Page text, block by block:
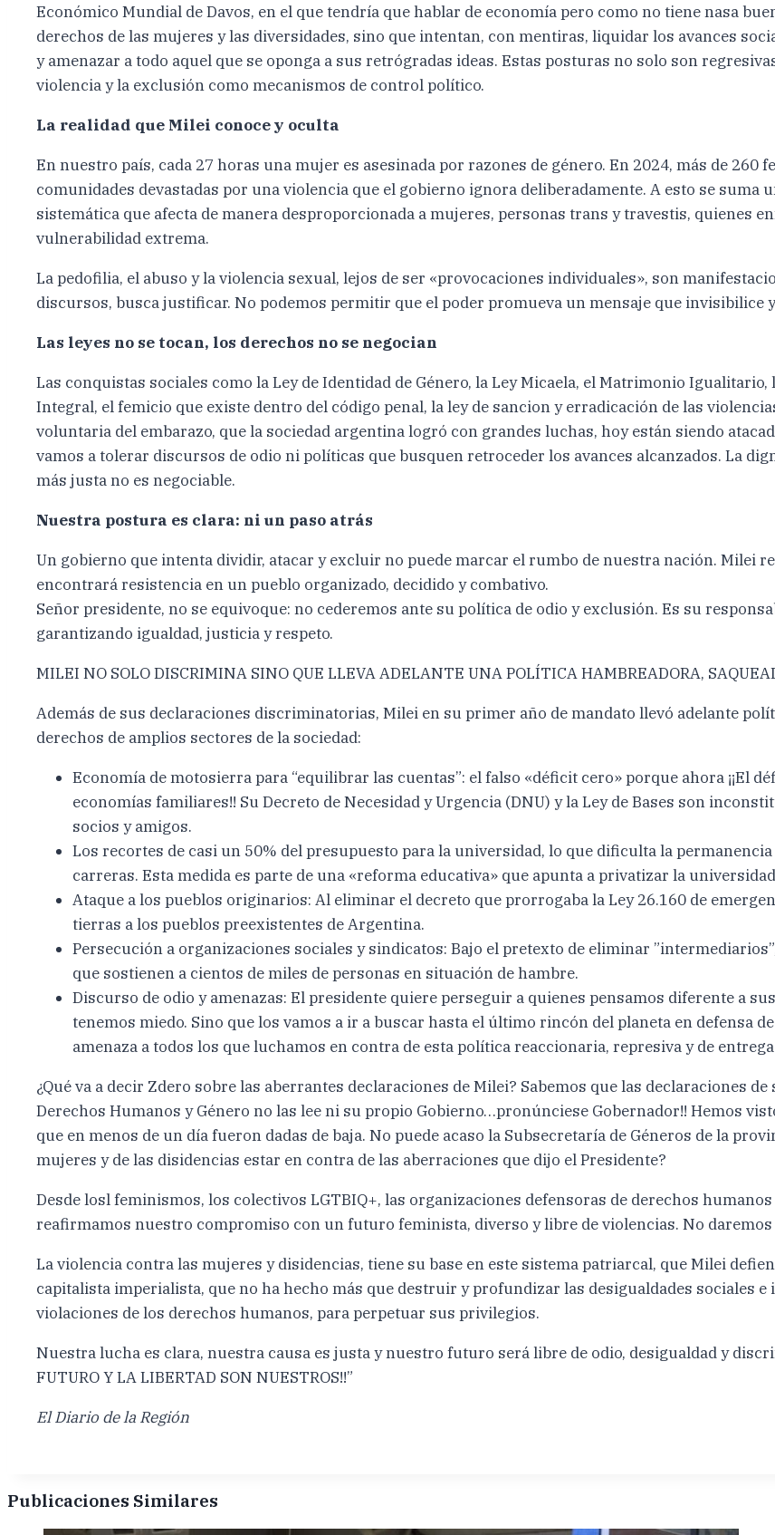
Económico Mundial de Davos, en el que tendría que hablar de economía pero como no tiene nasa
derechos de las mujeres y las diversidades, sino que intentan, con mentiras, liquidar los avances
y amenazar a todo aquel que se oponga a sus retrógradas ideas. Estas posturas no solo son
violencia y la exclusión como mecanismos de control político.
La realidad que Milei conoce y oculta
En nuestro país, cada 27 horas una mujer es asesinada por razones de género. En 2024, más de
comunidades devastadas por una violencia que el gobierno ignora deliberadamente. A esto se suma
sistemática que afecta de manera desproporcionada a mujeres, personas trans y travestis, quienes
vulnerabilidad extrema.
La pedofilia, el abuso y la violencia sexual, lejos de ser «provocaciones individuales», son
discursos, busca justificar. No podemos permitir que el poder promueva un mensaje que invisibilice
Las leyes no se tocan, los derechos no se negocian
Las conquistas sociales como la Ley de Identidad de Género, la Ley Micaela, el Matrimonio
Integral, el femicio que existe dentro del código penal, la ley de sancion y erradicación de las
voluntaria del embarazo, que la sociedad argentina logró con grandes luchas, hoy están siendo
vamos a tolerar discursos de odio ni políticas que busquen retroceder los avances alcanzados. La
más justa no es negociable.
Nuestra postura es clara: ni un paso atrás
Un gobierno que intenta dividir, atacar y excluir no puede marcar el rumbo de nuestra nación. Milei
encontrará resistencia en un pueblo organizado, decidido y combativo.
Señor presidente, no se equivoque: no cederemos ante su política de odio y exclusión. Es su
garantizando igualdad, justicia y respeto.
MILEI NO SOLO DISCRIMINA SINO QUE LLEVA ADELANTE UNA POLÍTICA HAMBREADORA,
Además de sus declaraciones discriminatorias, Milei en su primer año de mandato llevó adelante
derechos de amplios sectores de la sociedad:
Economía de motosierra para “equilibrar las cuentas”: el falso «déficit cero» porque ahora ¡¡El
economías familiares!! Su Decreto de Necesidad y Urgencia (DNU) y la Ley de Bases son
socios y amigos.
Los recortes de casi un 50% del presupuesto para la universidad, lo que dificulta la
carreras. Esta medida es parte de una «reforma educativa» que apunta a privatizar la
Ataque a los pueblos originarios: Al eliminar el decreto que prorrogaba la Ley 26.160 de
tierras a los pueblos preexistentes de Argentina.
Persecución a organizaciones sociales y sindicatos: Bajo el pretexto de eliminar
que sostienen a cientos de miles de personas en situación de hambre.
Discurso de odio y amenazas: El presidente quiere perseguir a quienes pensamos diferente a
tenemos miedo. Sino que los vamos a ir a buscar hasta el último rincón del planeta en defensa
amenaza a todos los que luchamos en contra de esta política reaccionaria, represiva y de
¿Qué va a decir Zdero sobre las aberrantes declaraciones de Milei? Sabemos que las declaraciones
Derechos Humanos y Género no las lee ni su propio Gobierno…pronúnciese Gobernador!! Hemos
que en menos de un día fueron dadas de baja. No puede acaso la Subsecretaría de Géneros de la
mujeres y de las disidencias estar en contra de las aberraciones que dijo el Presidente?
Desde losl feminismos, los colectivos LGTBIQ+, las organizaciones defensoras de derechos
reafirmamos nuestro compromiso con un futuro feminista, diverso y libre de violencias. No daremos
La violencia contra las mujeres y disidencias, tiene su base en este sistema patriarcal, que Milei
capitalista imperialista, que no ha hecho más que destruir y profundizar las desigualdades sociales
violaciones de los derechos humanos, para perpetuar sus privilegios.
Nuestra lucha es clara, nuestra causa es justa y nuestro futuro será libre de odio, desigualdad y
FUTURO Y LA LIBERTAD SON NUESTROS!!”
El Diario de la Región
Publicaciones Similares